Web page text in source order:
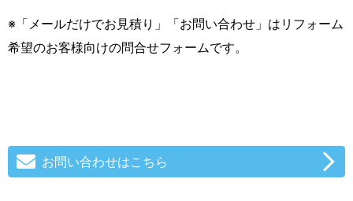
※「メールだけでお見積り」「お問い合わせ」はリフォーム
希望のお客様向けの問合せフォームです。
お問い合わせはこちら